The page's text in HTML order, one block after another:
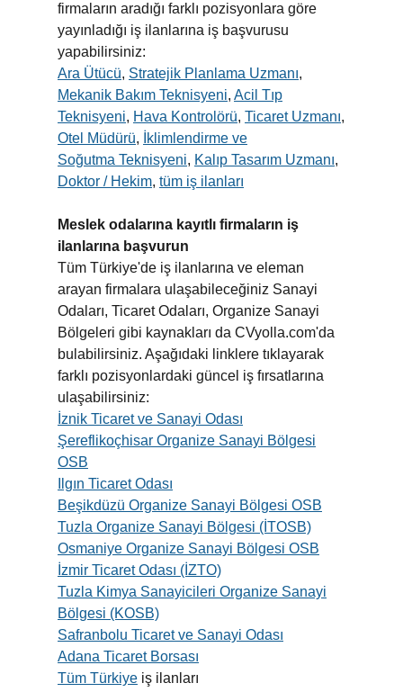
firmaların aradığı farklı pozisyonlara göre
yayınladığı iş ilanlarına iş başvurusu
yapabilirsiniz:
Ara Ütücü, Stratejik Planlama Uzmanı,
Mekanik Bakım Teknisyeni, Acil Tıp
Teknisyeni, Hava Kontrolörü, Ticaret Uzmanı,
Otel Müdürü,
İklimlendirme ve
Soğutma Teknisyeni, Kalıp Tasarım Uzmanı,
Doktor / Hekim, tüm iş ilanları
Meslek odalarına kayıtlı firmaların iş
ilanlarına başvurun
Tüm Türkiye'de iş ilanlarına ve eleman
arayan firmalara ulaşabileceğiniz Sanayi
Odaları, Ticaret Odaları, Organize Sanayi
Bölgeleri gibi kaynakları da CVyolla.com'da
bulabilirsiniz. Aşağıdaki linklere tıklayarak
farklı pozisyonlardaki güncel iş fırsatlarına
ulaşabilirsiniz:
İznik Ticaret ve Sanayi Odası
Şereflikoçhisar Organize Sanayi Bölgesi
OSB
Ilgın Ticaret Odası
Beşikdüzü Organize Sanayi Bölgesi OSB
Tuzla Organize Sanayi Bölgesi (İTOSB)
Osmaniye Organize Sanayi Bölgesi OSB
İzmir Ticaret Odası (İZTO)
Tuzla Kimya Sanayicileri Organize Sanayi
Bölgesi (KOSB)
Safranbolu Ticaret ve Sanayi Odası
Adana Ticaret Borsası
Tüm Türkiye iş ilanları